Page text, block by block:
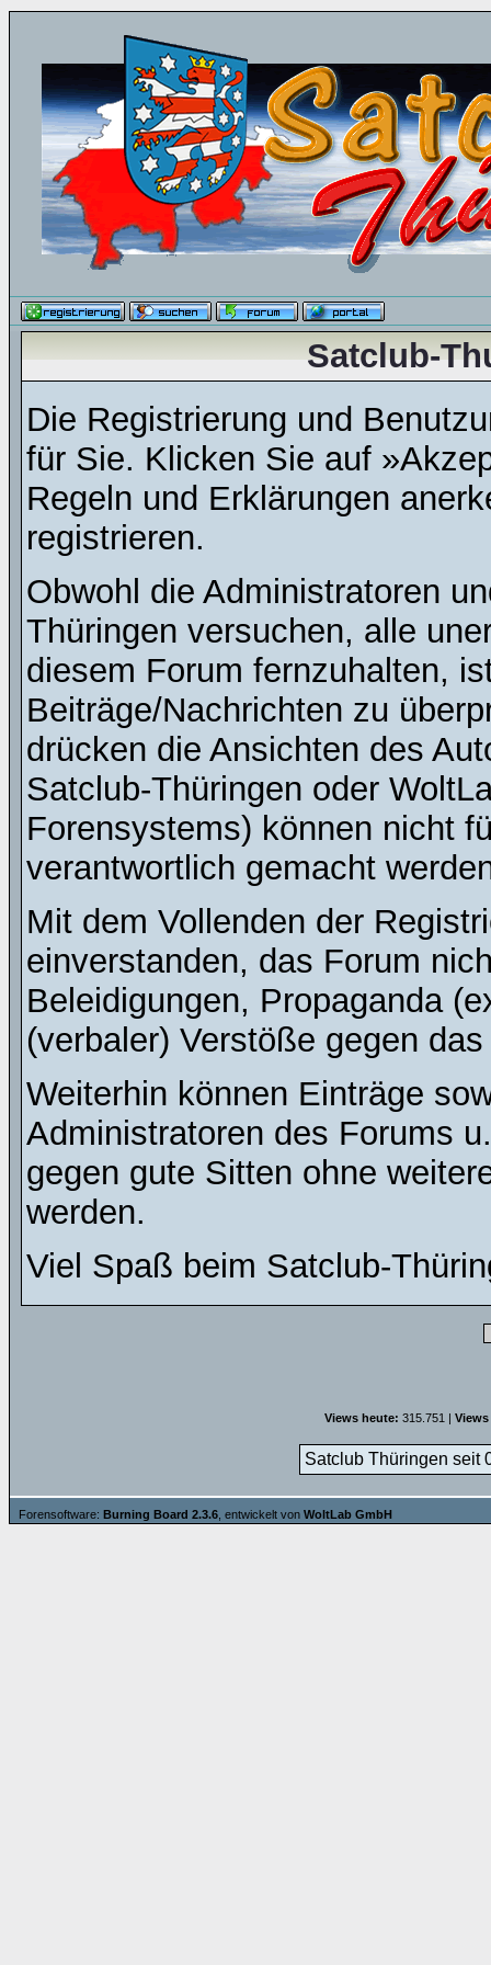
Satclub-
Die Registrierung und
für Sie. Klicken Sie auf
Regeln und Erklärungen
registrieren.
Obwohl die Administratoren
Thüringen versuchen, alle
diesem Forum fernzuhalten,
Beiträge/Nachrichten zu
drücken die Ansichten des
Satclub-Thüringen oder
Forensystems) können nicht
verantwortlich gemacht
Mit dem Vollenden der
einverstanden, das Forum
Beleidigungen, Propaganda
(verbaler) Verstöße gegen
Weiterhin können Einträge
Administratoren des Forums
gegen gute Sitten ohne
werden.
Viel Spaß beim Satclub-
Views heute: 315.751 |
Satclub Thüringen seit
Forensoftware: Burning Board 2.3.6 , entwickelt von WoltLab GmbH